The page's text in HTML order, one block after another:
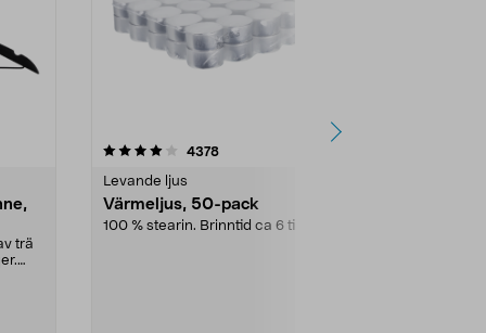
trä
4378recensioner
Levande ljus
Värmeljus, 50-pack
100 % stearin. Brinntid ca 6 tim.
4.5av 5 stjärnor